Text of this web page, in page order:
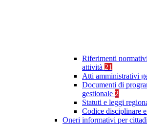
Riferimenti
attività 21
Atti amministrativi
Documenti di
gestionale 2
Statuti e leggi
Codice disciplinare
Oneri informativi per